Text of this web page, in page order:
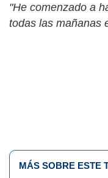
"He comenzado a
todas las mañanas
MÁS SOBRE ESTE